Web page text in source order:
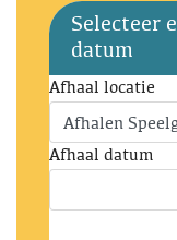
Selecteer
datum
Afhaal locatie
Afhaal datum